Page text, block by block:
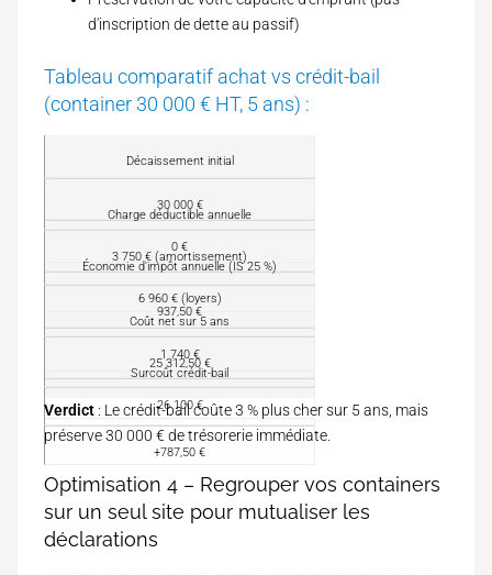
d'inscription de dette au passif)
Tableau comparatif achat vs crédit-bail
(container 30 000 € HT, 5 ans) :
r
t
c
a
o
t
a
n
r
d
-
b
a
i
Décaissement initial
30 000 €
0 €
Charge déductible annuelle
3 750 € (amortissement)
6 960 € (loyers)
Économie d'impôt annuelle (IS 25 %)
937,50 €
1 740 €
Coût net sur 5 ans
25 312,50 €
26 100 €
Surcoût crédit-bail
-
+787,50 €
Verdict : Le crédit-bail coûte 3 % plus cher sur 5 ans, mais
préserve 30 000 € de trésorerie immédiate.
Optimisation 4 – Regrouper vos containers
sur un seul site pour mutualiser les
déclarations